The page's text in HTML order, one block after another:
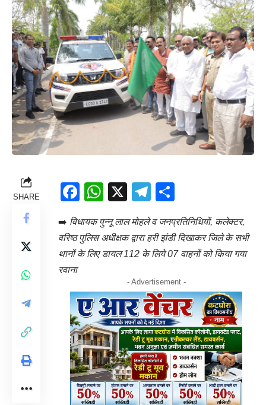
SHARE Facebook
WhatsApp
X Telegram
➡️ विधायक पुन्नू लाल मोहले व जनप्रतिनिधियों, कलेक्टर,
वरिष्ठ पुलिस अधीक्षक द्वारा हरी झंडी दिखाकर जिले के सभी
थानों के लिए डायल 112 के लिये 07 वाहनों को किया गया
रवाना
- Advertisement -